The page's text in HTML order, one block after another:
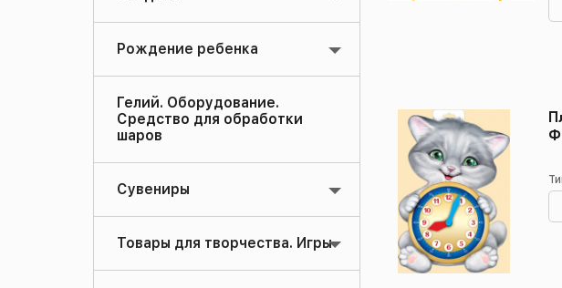
Рождение ребенка
Гелий. Оборудование.
Средство для обработки
шаров
Сувениры
Товары для творчества. Игры